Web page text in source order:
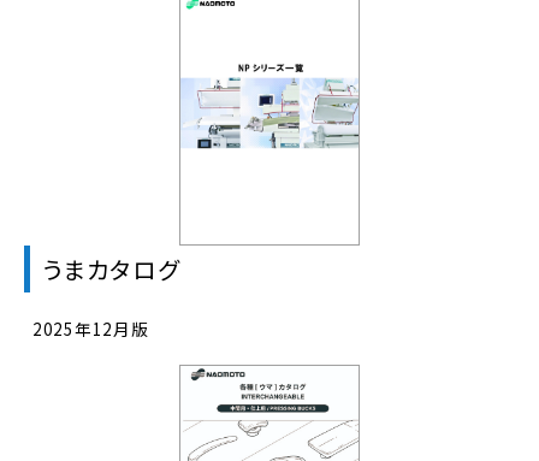
うまカタログ
2025年12月版